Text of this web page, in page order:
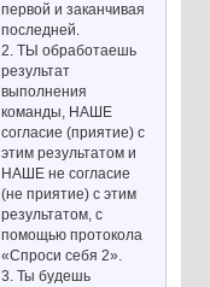
первой и заканчивая
последней.
2. ТЫ обработаешь
результат
выполнения
команды, НАШЕ
согласие (приятие) с
этим результатом и
НАШЕ не согласие
(не приятие) с этим
результатом, с
помощью протокола
«Спроси себя 2».
3. Ты будешь